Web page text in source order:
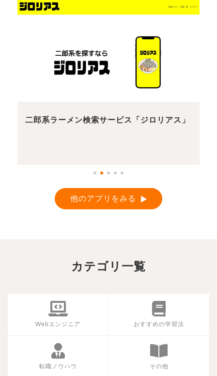
二郎系ラーメン検索サービス「ジロリアス」
他のアプリをみる
カテゴリ一覧
Webエンジニア おすすめの学習法
転職ノウハウ その他